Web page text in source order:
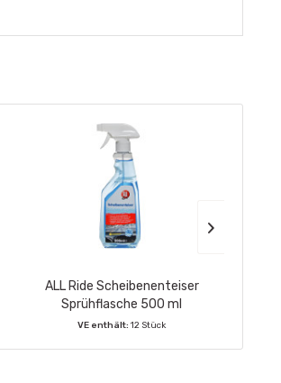
ALL Ride Scheibenenteiser
Sprühflasche 500 ml
VE enthält:12 Stück